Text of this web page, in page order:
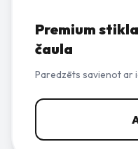
Premium
čaula
Paredzēts savienot ar